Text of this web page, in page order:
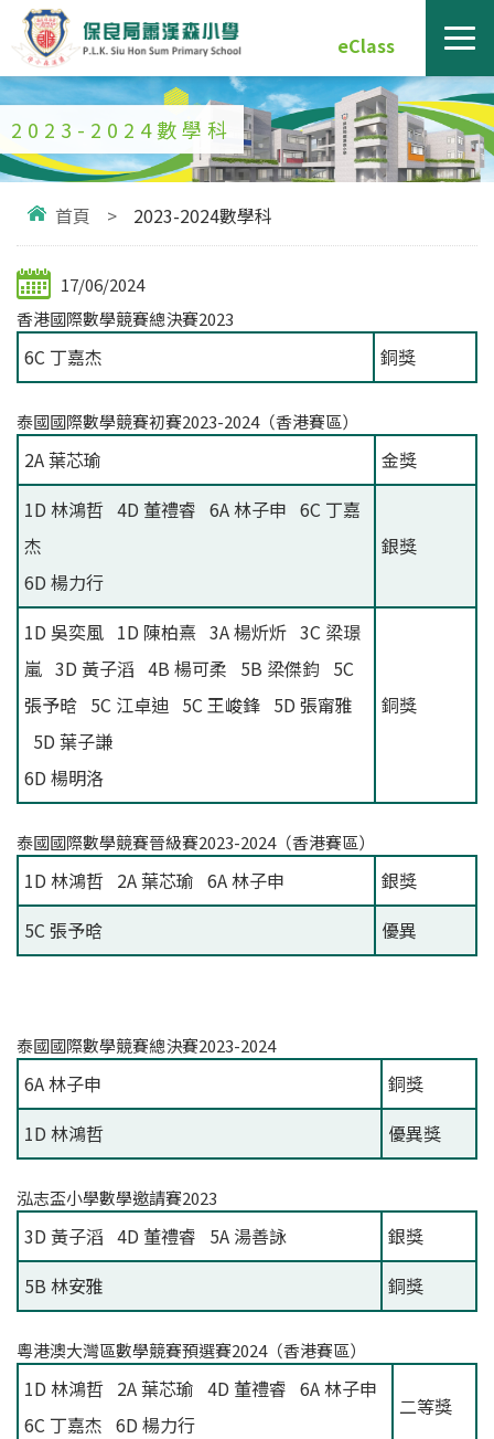
eClass
2023-2024數學科
首頁 > 2023-2024數學科
17/06/2024
香港國際數學競賽總決賽2023
6C 丁嘉杰 銅獎
泰國國際數學競賽初賽2023-2024（香港賽區）
2A 葉芯瑜
金獎
1D 林鴻哲 4D 董禮睿 6A 林子申 6C 丁嘉
杰
6D 楊力行
銀獎
1D 吳奕風 1D 陳柏熹 3A 楊炘炘 3C 梁璟
嵐 3D 黃子滔 4B 楊可柔 5B 梁傑鈞 5C
張予晗 5C 江卓迪 5C 王峻鋒 5D 張甯雅
5D 葉子謙
6D 楊明洛
銅獎
泰國國際數學競賽晉級賽2023-2024（香港賽區）
1D 林鴻哲 2A 葉芯瑜 6A 林子申
銀獎
5C 張予晗
優異
泰國國際數學競賽總決賽2023-2024
6A 林子申
銅獎
1D 林鴻哲
優異獎
泓志盃小學數學邀請賽2023
3D 黃子滔 4D 董禮睿 5A 湯善詠
銀獎
5B 林安雅
銅獎
粵港澳大灣區數學競賽預選賽2024（香港賽區）
1D 林鴻哲 2A 葉芯瑜 4D 董禮睿 6A 林子申
6C 丁嘉杰 6D 楊力行
二等獎